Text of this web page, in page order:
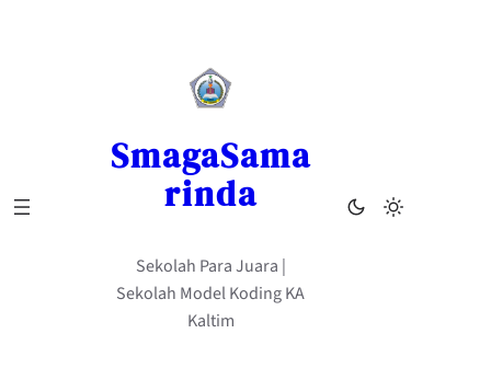
SmagaSama
rinda
Sekolah Para Juara |
Sekolah Model Koding KA
Kaltim